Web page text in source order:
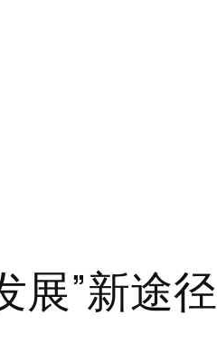
展”新途径